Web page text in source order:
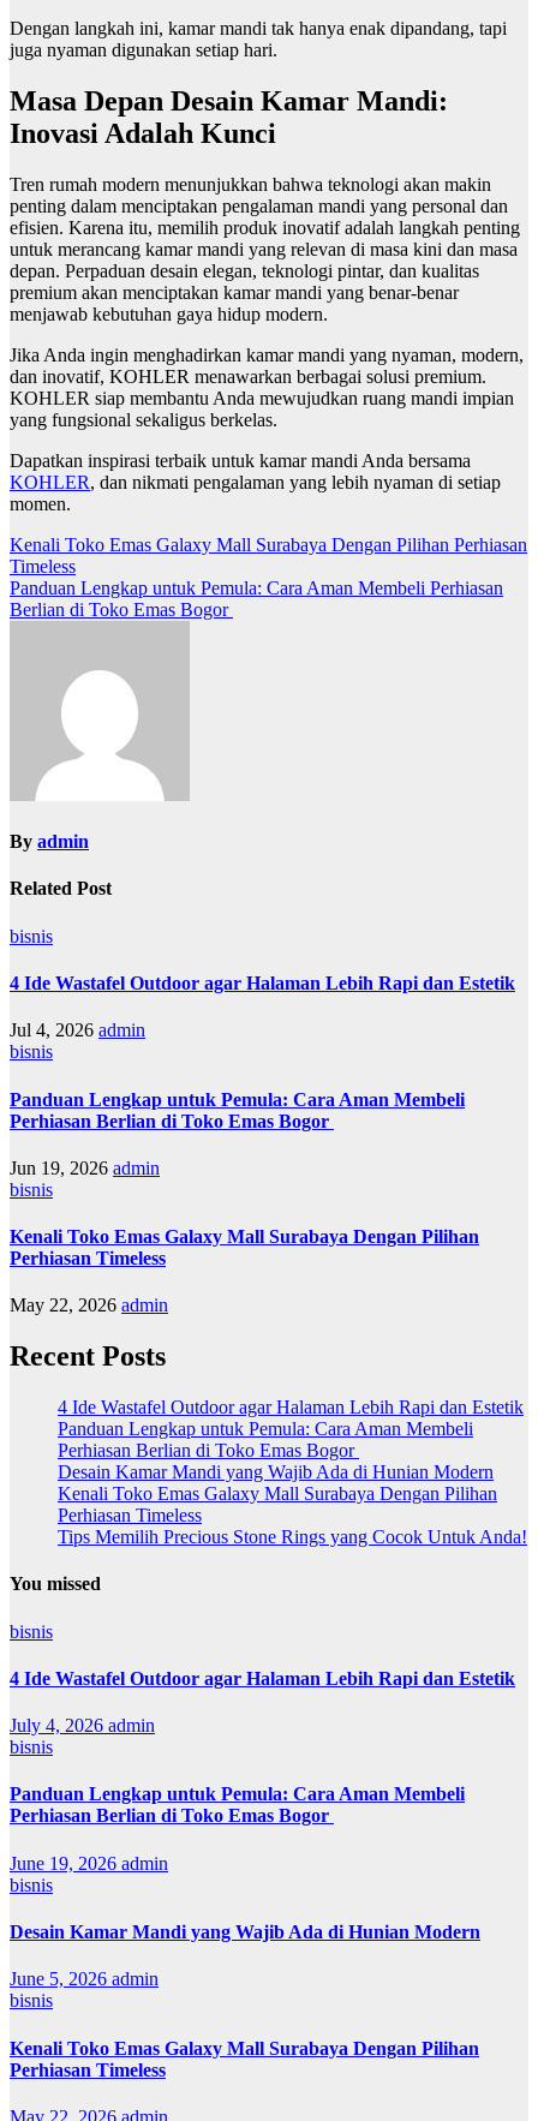
Dengan langkah ini, kamar mandi tak hanya enak dipandang, tapi
juga nyaman digunakan setiap hari.
Masa Depan Desain Kamar Mandi:
Inovasi Adalah Kunci
Tren rumah modern menunjukkan bahwa teknologi akan makin
penting dalam menciptakan pengalaman mandi yang personal dan
efisien. Karena itu, memilih produk inovatif adalah langkah penting
untuk merancang kamar mandi yang relevan di masa kini dan masa
depan. Perpaduan desain elegan, teknologi pintar, dan kualitas
premium akan menciptakan kamar mandi yang benar-benar
menjawab kebutuhan gaya hidup modern.
Jika Anda ingin menghadirkan kamar mandi yang nyaman, modern,
dan inovatif, KOHLER menawarkan berbagai solusi premium.
KOHLER siap membantu Anda mewujudkan ruang mandi impian
yang fungsional sekaligus berkelas.
Dapatkan inspirasi terbaik untuk kamar mandi Anda bersama
KOHLER, dan nikmati pengalaman yang lebih nyaman di setiap
momen.
Post
navigation
Kenali Toko Emas Galaxy Mall Surabaya Dengan Pilihan Perhiasan
Timeless
Panduan Lengkap untuk Pemula: Cara Aman Membeli Perhiasan
Berlian di Toko Emas Bogor
By admin
Related Post
bisnis
4 Ide Wastafel Outdoor agar Halaman Lebih Rapi dan Estetik
Jul 4, 2026 admin
bisnis
Panduan Lengkap untuk Pemula: Cara Aman Membeli
Perhiasan Berlian di Toko Emas Bogor
Jun 19, 2026 admin
bisnis
Kenali Toko Emas Galaxy Mall Surabaya Dengan Pilihan
Perhiasan Timeless
May 22, 2026 admin
Recent Posts
4 Ide Wastafel Outdoor agar Halaman Lebih Rapi dan Estetik
Panduan Lengkap untuk Pemula: Cara Aman Membeli
Perhiasan Berlian di Toko Emas Bogor
Desain Kamar Mandi yang Wajib Ada di Hunian Modern
Kenali Toko Emas Galaxy Mall Surabaya Dengan Pilihan
Perhiasan Timeless
Tips Memilih Precious Stone Rings yang Cocok Untuk Anda!
You missed
bisnis
4 Ide Wastafel Outdoor agar Halaman Lebih Rapi dan Estetik
July 4, 2026 admin
bisnis
Panduan Lengkap untuk Pemula: Cara Aman Membeli
Perhiasan Berlian di Toko Emas Bogor
June 19, 2026 admin
bisnis
Desain Kamar Mandi yang Wajib Ada di Hunian Modern
June 5, 2026 admin
bisnis
Kenali Toko Emas Galaxy Mall Surabaya Dengan Pilihan
Perhiasan Timeless
May 22, 2026 admin